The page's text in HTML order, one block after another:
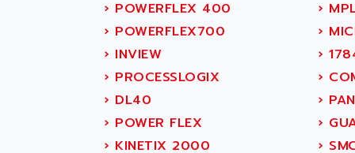
PANEL
OPERATOR PANEL
ABG
ABL
ABL SURSUM
ABLE SYSTEMS
ABLIC
ABOUTBATTERIE
› POWERFLEX 400 ›
› POWERFLEX700 ›
› INVIEW ›
› PROCESSLOGIX ›
› DL40 ›
› POWER FLEX ›
› KINETIX 2000 ›